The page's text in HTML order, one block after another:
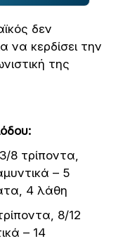
δεν
να κερδίσει την
της
8 τρίποντα,
μυντικά – 5
, 4 λάθη
ποντα, 8/12
– 14